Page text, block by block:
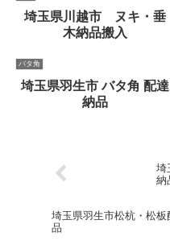
埼玉県川越市 ヌキ・垂
木納品搬入
バタ角
埼玉県羽生市 バタ角 配達
納品
埼
納
埼玉県羽生市松杭・松板
品